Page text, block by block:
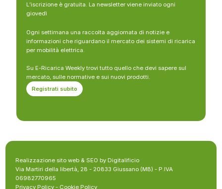
L’iscrizione è gratuita. La newsletter viene inviato ogni
giovedì
Ogni settimana una raccolta aggiornata di notizie e
informazioni che riguardano il mercato dei sistemi di ricarica
per mobilità elettrica.
Su E-Ricarica Weekly trovi tutto quello che devi sapere sul
mercato, sulle normative e sui nuovi prodotti.
Registrati subito
Realizzazione sito web & SEO by Digitalificio
Via Martiri della libertà, 28 - 20833 Giussano (MB) - P.IVA
06982770965
Privacy Policy - Cookie Policy